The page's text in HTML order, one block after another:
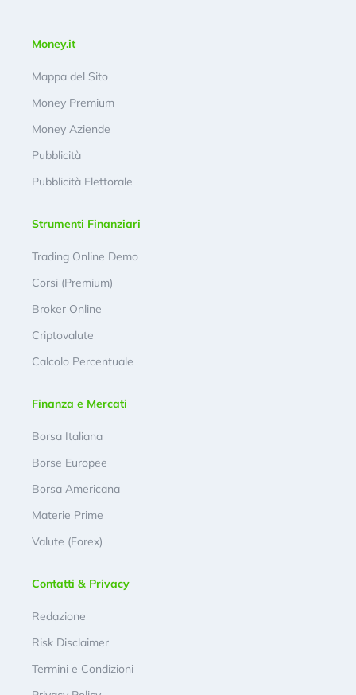
Money.it
Mappa del Sito
Money Premium
Money Aziende
Pubblicità
Pubblicità Elettorale
Strumenti Finanziari
Trading Online Demo
Corsi (Premium)
Broker Online
Criptovalute
Calcolo Percentuale
Finanza e Mercati
Borsa Italiana
Borse Europee
Borsa Americana
Materie Prime
Valute (Forex)
Contatti & Privacy
Redazione
Risk Disclaimer
Termini e Condizioni